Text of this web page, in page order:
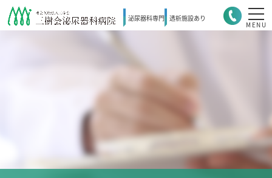
泌尿器科専門 透析施設あり
MENU